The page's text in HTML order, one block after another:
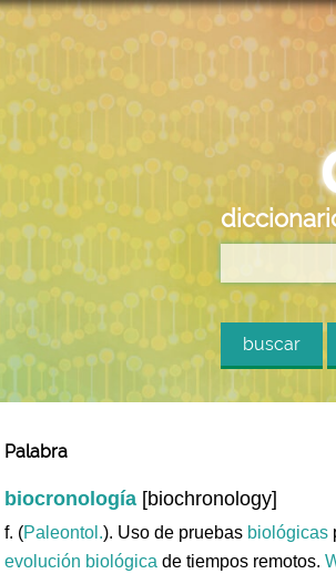
buscar
Palabra
biocronología [biochronology]
f. (Paleontol.). Uso de pruebas biológicas
evolución biológica de tiempos remotos.